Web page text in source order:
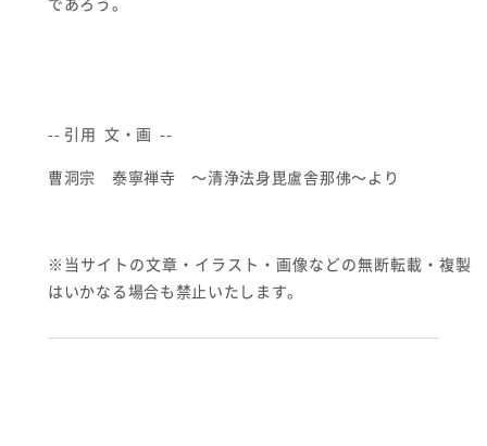
-- 引用 文・画 --
曹洞宗 泰寧禅寺 〜清浄法身毘盧舎那佛〜より
※当サイトの文章・イラスト・画像などの無断転載・複製
はいかなる場合も禁止いたします。